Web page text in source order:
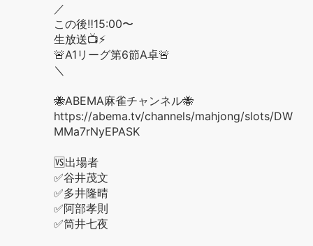
／
この後‼️15:00〜
生放送📺⚡️
🚨A1リーグ第6節A卓🚨
＼
🐝ABEMA麻雀チャンネル🐝
https://abema.tv/channels/mahjong/slots/DW
MMa7rNyEPASK
🆚出場者
✅谷井茂文
✅多井隆晴
✅阿部孝則
✅筒井七夜